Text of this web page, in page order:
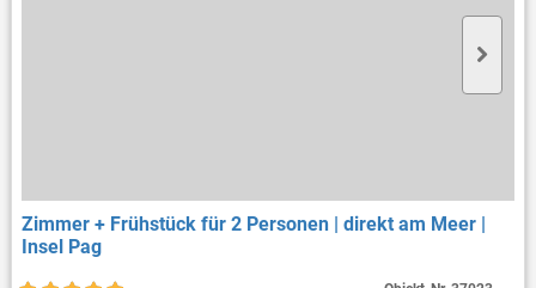
Zimmer + Frühstück für 2 Personen | direkt am Meer |
Insel Pag